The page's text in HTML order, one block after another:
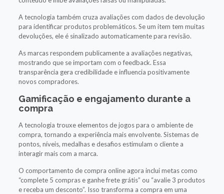
A tecnologia também cruza avaliações com dados de devolução
para identificar produtos problemáticos. Se um item tem muitas
devoluções, ele é sinalizado automaticamente para revisão.
As marcas respondem publicamente a avaliações negativas,
mostrando que se importam com o feedback. Essa
transparência gera credibilidade e influencia positivamente
novos compradores.
Gamificação e engajamento durante a
compra
A tecnologia trouxe elementos de jogos para o ambiente de
compra, tornando a experiência mais envolvente. Sistemas de
pontos, níveis, medalhas e desafios estimulam o cliente a
interagir mais com a marca.
O comportamento de compra online agora inclui metas como
“complete 5 compras e ganhe frete grátis” ou “avalie 3 produtos
e receba um desconto”. Isso transforma a compra em uma